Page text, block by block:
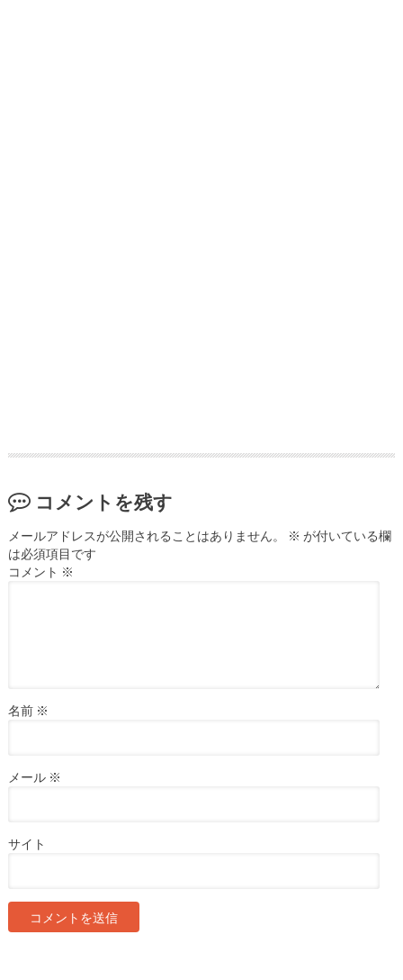
コメントを残す
メールアドレスが公開されることはありません。 ※ が付いている欄
は必須項目です
コメント ※
名前 ※
メール ※
サイト